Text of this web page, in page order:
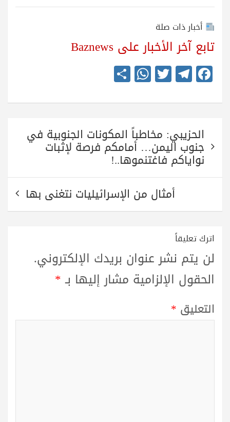
أخبار ذات صلة
تابع آخر الأخبار على Baznews
Fa
ce
bo
ok
Te
le
gr
m
T
wi
tte
r
W
ha
ts
A
pp
re
تصفّح
المقالات
الحزيبي: مخاطباً المكونات الجنوبية في
جنوب اليمن… أمامكم فرصة لإثبات
نواياكم فاغتنموها..!
أمثال من الإسرائيليات نتغنى بها
اترك تعليقاً
لن يتم نشر عنوان بريدك الإلكتروني.
الحقول الإلزامية مشار إليها بـ*
التعليق *